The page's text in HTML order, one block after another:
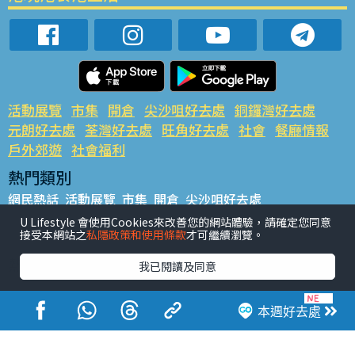
本週好去處
活動展覽 市集 開倉 尖沙咀好去處 銅鑼灣好去處
元朗好去處 荃灣好去處 旺角好去處 社會 餐廳情報
戶外郊遊 社會福利
熱門類別
網民熱話 活動展覽 市集 開倉 尖沙咀好去處
銅鑼灣好去處 元朗好去處 荃灣好去處 旺角好去處 社會
餐廳情報 戶外郊遊
熱門標籤
#UGO搵好去處 #人氣活動推介 #美食社群熱話
#親子玩樂好去處
#ULifestyle應用程式
#限時搶
#UJetso禮物放送
#ULifestyle商戶中心 #著數 #網絡熱話
U Lifestyle 會使用Cookies來改善您的網站體驗，請確定您同意
接受本網站之私隱政策和使用條款才可繼續瀏覽。
我已閱讀及同意